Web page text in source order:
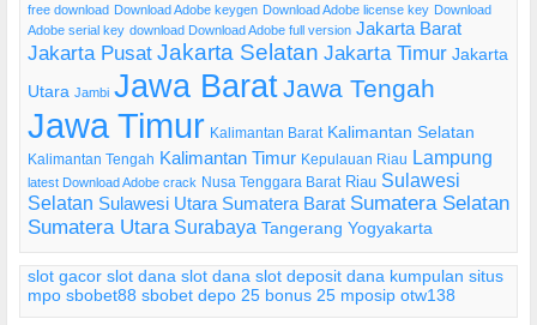
free download Download Adobe keygen Download Adobe license key Download
Adobe serial key download Download Adobe full version Jakarta Barat
Jakarta Pusat Jakarta Selatan Jakarta Timur Jakarta
Utara Jambi Jawa BaratJawa Tengah
Jawa Timur Kalimantan Barat Kalimantan Selatan
Kalimantan Tengah Kalimantan Timur Kepulauan Riau Lampung
latest Download Adobe crack Nusa Tenggara Barat Riau Sulawesi
Selatan Sulawesi Utara Sumatera Barat Sumatera Selatan
Sumatera Utara Surabaya Tangerang Yogyakarta
slot gacor slot dana slot dana slot deposit dana kumpulan situs
mpo sbobet88 sbobet depo 25 bonus 25 mposip otw138